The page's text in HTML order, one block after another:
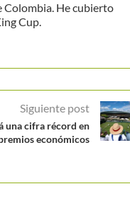
Colombia. He cubierto
Cup.
Siguiente post
una cifra récord en
económicos